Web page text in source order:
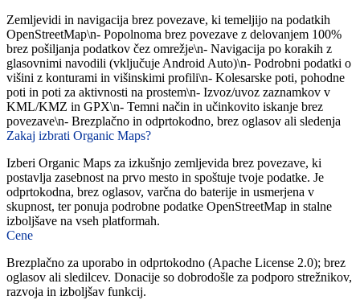
Zemljevidi in navigacija brez povezave, ki temeljijo na podatkih
OpenStreetMap\n- Popolnoma brez povezave z delovanjem 100%
brez pošiljanja podatkov čez omrežje\n- Navigacija po korakih z
glasovnimi navodili (vključuje Android Auto)\n- Podrobni podatki o
višini z konturami in višinskimi profili\n- Kolesarske poti, pohodne
poti in poti za aktivnosti na prostem\n- Izvoz/uvoz zaznamkov v
KML/KMZ in GPX\n- Temni način in učinkovito iskanje brez
povezave\n- Brezplačno in odprtokodno, brez oglasov ali sledenja
Zakaj izbrati Organic Maps?
Izberi Organic Maps za izkušnjo zemljevida brez povezave, ki
postavlja zasebnost na prvo mesto in spoštuje tvoje podatke. Je
odprtokodna, brez oglasov, varčna do baterije in usmerjena v
skupnost, ter ponuja podrobne podatke OpenStreetMap in stalne
izboljšave na vseh platformah.
Cene
Brezplačno za uporabo in odprtokodno (Apache License 2.0); brez
oglasov ali sledilcev. Donacije so dobrodošle za podporo strežnikov,
razvoja in izboljšav funkcij.